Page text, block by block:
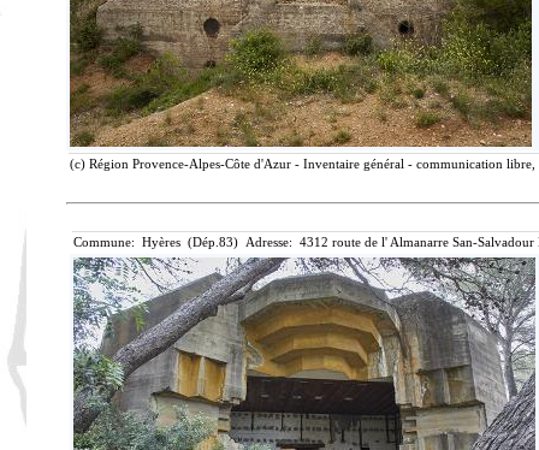
(c) Région Provence-Alpes-Côte d'Azur - Inventaire général - communication
Commune: Hyères (Dép.83) Adresse: 4312 route de l' Almanarre San-